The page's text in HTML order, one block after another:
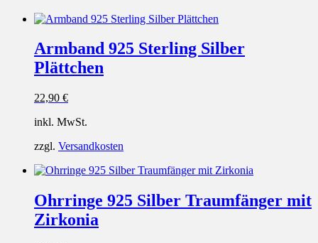
Armband 925 Sterling Silber
Plättchen
22,90 €
inkl. MwSt.
zzgl. Versandkosten
Ohrringe 925 Silber Traumfänger mit
Zirkonia